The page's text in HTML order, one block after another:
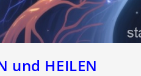
und HEILEN